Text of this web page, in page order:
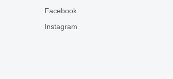
Facebook
Іnstagram